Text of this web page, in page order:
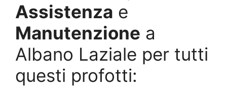
Assistenza e
Manutenzione a
Albano Laziale per tutti
questi profotti: